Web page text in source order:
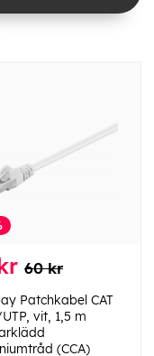
60 kr
Patchkabel CAT
vit, 1,5 m
(CCA)